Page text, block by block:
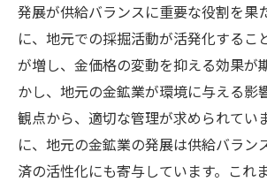
発展が供給バランスに重要な役割を果
に、地元での採掘活動が活発化するこ
が増し、金価格の変動を抑える効果が
かし、地元の金鉱業が環境に与える影
観点から、適切な管理が求められてい
に、地元の金鉱業の発展は供給バラン
済の活性化にも寄与しています。これ